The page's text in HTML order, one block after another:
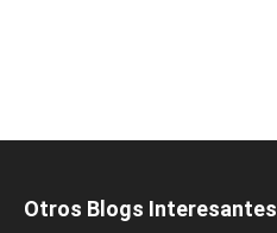
Otros Blogs Interesantes